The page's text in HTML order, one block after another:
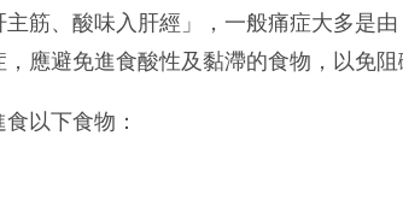
主筋、酸味入肝經」，一般痛症大多是
應避免進食酸性及黏滯的食物，以免阻
以下食物：